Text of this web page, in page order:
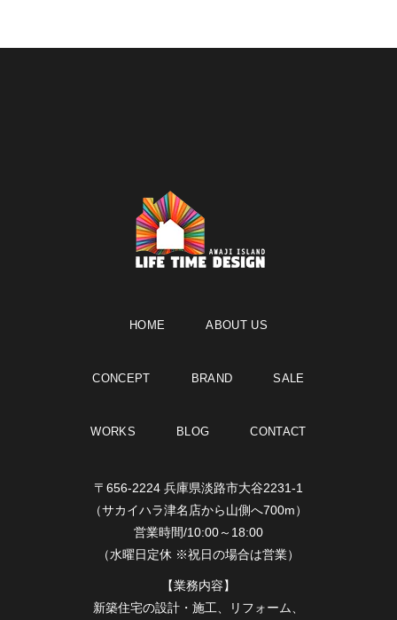
HOME ABOUT US
CONCEPT BRAND SALE
WORKS BLOG CONTACT
〒656-2224 兵庫県淡路市大谷2231-1
（サカイハラ津名店から山側へ700m）
営業時間/10:00～18:00
（水曜日定休 ※祝日の場合は営業）
【業務内容】
新築住宅の設計・施工、リフォーム、